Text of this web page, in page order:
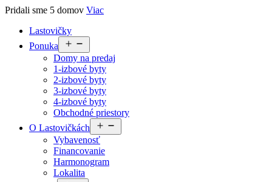
Pridali sme 5 domov Viac
Lastovičky
Ponuka
menu
Domy na predaj
1-izbové byty
2-izbové byty
3-izbové byty
4-izbové byty
Obchodné priestory
O Lastovičkách
menu
Vybavenosť
Financovanie
Harmonogram
Lokalita